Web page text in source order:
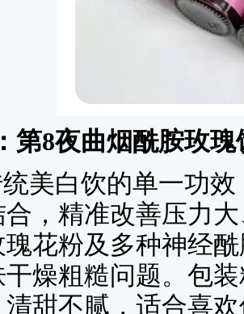
：第8夜曲烟酰胺玫瑰
美白饮的单一功
，精准改善压力
花粉及多种神经
燥粗糙问题。包
甜不腻，适合喜